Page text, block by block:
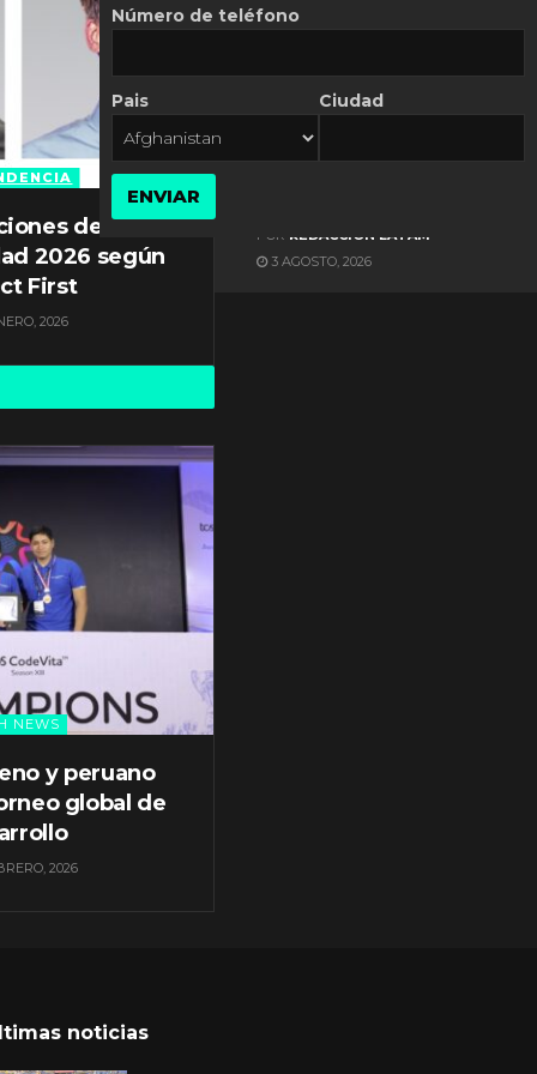
de
2026 según
First
2026
NEWS
y peruano
global de
2026
ES NOTICIA
POR REDACCIÓN LATAM
3 AGOSTO, 2026
noticias
Número de teléfono
Pais Ciudad
ENVIAR